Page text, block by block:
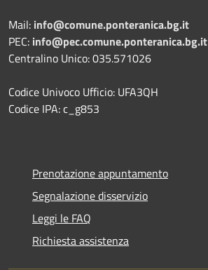
Mail: info@comune.ponteranica.bg.it
PEC: info@pec.comune.ponteranica.bg.it
Centralino Unico: 035.571026
Codice Univoco Ufficio: UFA3QH
Codice IPA: c_g853
Prenotazione appuntamento
Segnalazione disservizio
Leggi le FAQ
Richiesta assistenza